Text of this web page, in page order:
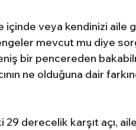
içinde veya kendinizi aile
mevcut mu diye
bir pencereden
ne olduğuna dair
derecelik karşıt açı,